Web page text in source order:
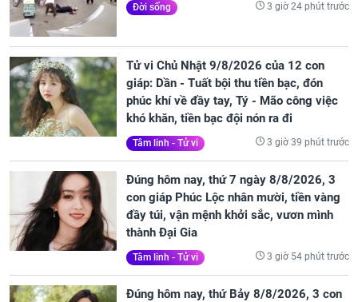
Đời sống 3 giờ 24 phút trước
Tử vi Chủ Nhật 9/8/2026 của 12 con
giáp: Dần - Tuất bội thu tiền bạc, đón
phúc khí về đầy tay, Tý - Mão công việc
khó khăn, tiền bạc đội nón ra đi
Tâm linh - Tử vi 3 giờ 39 phút trước
Đúng hôm nay, thứ 7 ngày 8/8/2026, 3
con giáp Phúc Lộc nhân mười, tiền vàng
đầy túi, vận mệnh khởi sắc, vươn mình
thành Đại Gia
Tâm linh - Tử vi 3 giờ 54 phút trước
Đúng hôm nay, thứ Bảy 8/8/2026, 3 con